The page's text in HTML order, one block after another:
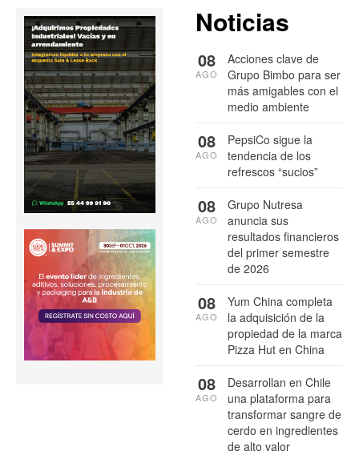
Noticias
Acciones clave de
Grupo Bimbo para ser
más amigables con el
medio ambiente
08
AGO
PepsiCo sigue la
tendencia de los
refrescos “sucios”
08
AGO
Grupo Nutresa
anuncia sus
resultados financieros
del primer semestre
de 2026
08
AGO
Yum China completa
la adquisición de la
propiedad de la marca
Pizza Hut en China
08
AGO
Desarrollan en Chile
una plataforma para
transformar sangre de
cerdo en ingredientes
de alto valor
08
AGO